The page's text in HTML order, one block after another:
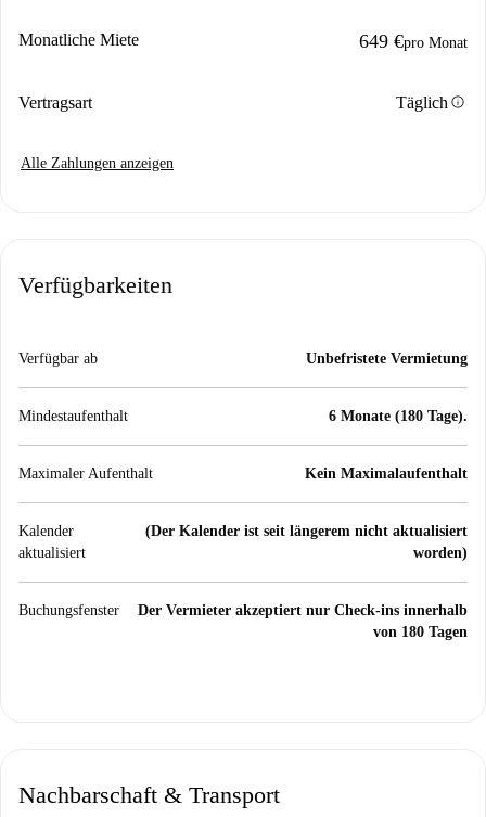
Monatliche Miete 649 €pro Monat
Vertragsart Täglich info
Alle Zahlungen anzeigen
Verfügbarkeiten
Verfügbar ab Unbefristete Vermietung
Mindestaufenthalt 6 Monate (180 Tage).
Maximaler Aufenthalt Kein Maximalaufenthalt
Kalender
aktualisiert
(Der Kalender ist seit längerem nicht aktualisiert
worden)
Buchungsfenster
Der Vermieter akzeptiert nur Check-ins innerhalb
von 180 Tagen
Nachbarschaft & Transport